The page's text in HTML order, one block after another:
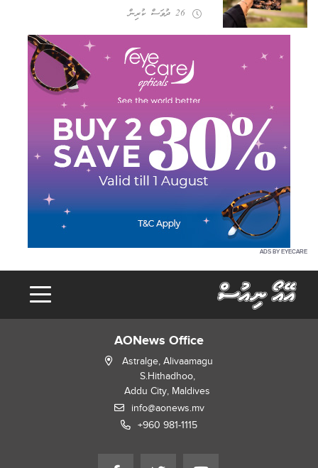
26 ދުވަސް ކުރިން
ADS BY EYECARE
AONews Office
Astralge, Alivaamagu
S.Hithadhoo,
Addu City, Maldives
info@aonews.mv
+960 981-1115